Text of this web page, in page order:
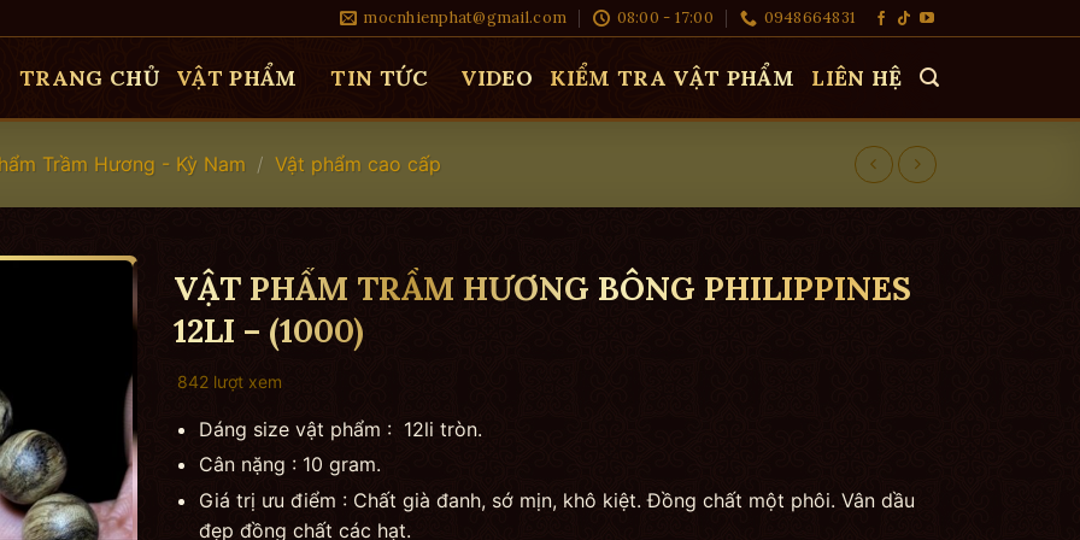
mocnhienphat@gmail.com 08:00 - 17:00 0948664831
TRANG CHỦ VẬT PHẨM TIN TỨC VIDEO KIỂM TRA VẬT PHẨM LIÊN HỆ
Trầm Hương - Kỳ Nam / Vật phẩm cao cấp
VẬT PHẨM TRẦM HƯƠNG BÔNG PHILIPPINES
12LI – (1000)
842 lượt xem
Dáng size vật phẩm : 12li tròn.
Cân nặng : 10 gram.
Giá trị ưu điểm : Chất già đanh, sớ mịn, khô kiệt. Đồng chất một phôi. Vân dầu
đẹp đồng chất các hạt.